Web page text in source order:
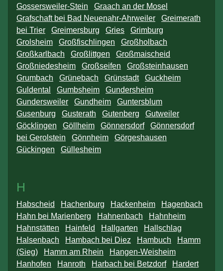
Gossersweiler-Stein
Graach an der Mosel
Grafschaft bei Bad Neuenahr-Ahrweiler
Greimerath
bei Trier
Greimersburg Gries
Grimburg
Grolsheim
Großfischlingen
Großholbach
Großkarlbach
Großlittgen
Großmaischeid
Großniedesheim
Großseifen
Großsteinhausen
Grumbach
Grünebach Grünstadt
Guckheim
Guldental
Gumbsheim
Gundersheim
Gundersweiler
Gundheim
Guntersblum
Gusenburg
Gusterath Gutenberg
Gutweiler
Göcklingen
Göllheim Gönnersdorf
Gönnersdorf
bei Gerolstein
Gönnheim
Görgeshausen
Gückingen
Güllesheim
H
Habscheid Hachenburg Hackenheim
Hagenbach
Hahn bei Marienberg
Hahnenbach
Hahnheim
Hahnstätten
Hainfeld Hallgarten
Hallschlag
Halsenbach
Hambach bei Diez Hambuch
Hamm
(Sieg)
Hamm am Rhein
Hangen-Weisheim
Hanhofen
Hanroth Harbach bei Betzdorf
Hardert